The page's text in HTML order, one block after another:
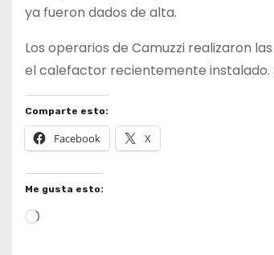
ya fueron dados de alta.
Los operarios de Camuzzi realizaron
el calefactor recientemente instalado.
Comparte esto:
Facebook X
Me gusta esto:
Cargando...